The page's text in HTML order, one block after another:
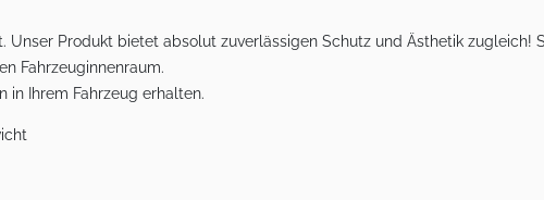
Produkt bietet absolut zuverlässigen Schutz und Ästhetik zugleich!
Fahrzeuginnenraum.
in Ihrem Fahrzeug erhalten.